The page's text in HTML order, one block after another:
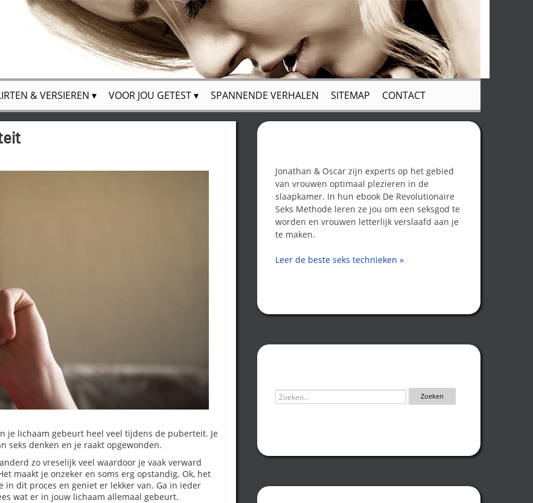
& VERSIEREN VOOR JOU GETEST SPANNENDE VERHALEN SITEMAP CONTACT
lichaam gebeurt heel veel tijdens de puberteit. Je
seks denken en je raakt opgewonden.
zo vreselijk veel waardoor je vaak verward
maakt je onzeker en soms erg opstandig. Ok, het
in dit proces en geniet er lekker van. Ga in ieder
wat er in jouw lichaam allemaal gebeurt.
Jonathan & Oscar zijn experts op het gebied
van vrouwen optimaal plezieren in de
slaapkamer. In hun ebook De Revolutionaire
Seks Methode leren ze jou om een seksgod te
worden en vrouwen letterlijk verslaafd aan je
te maken.
Leer de beste seks technieken »